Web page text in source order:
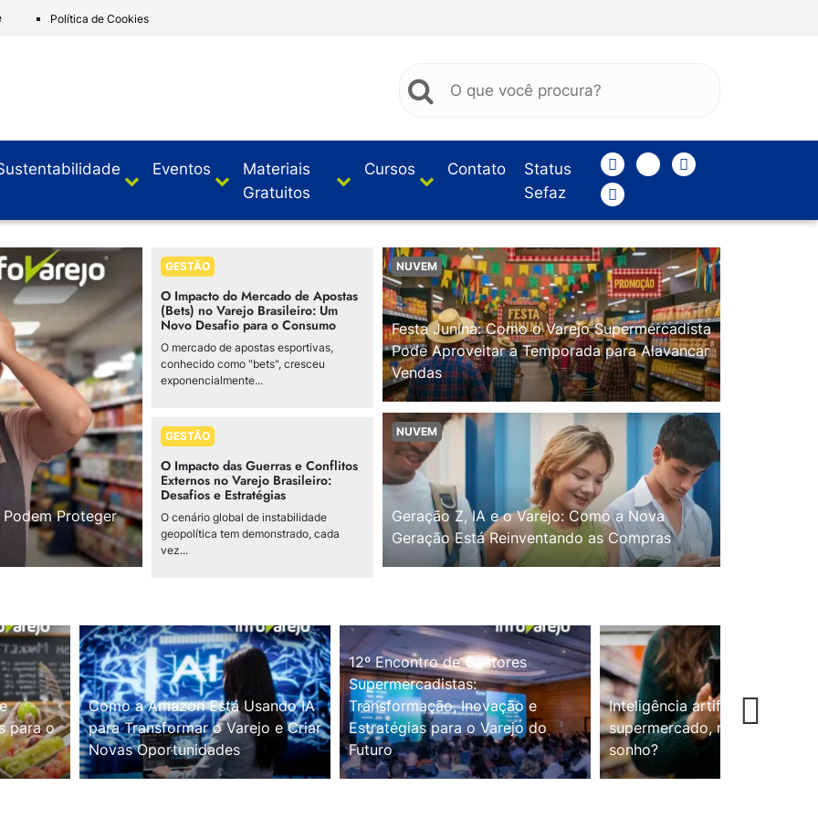
Política de Cookies
Eventos
Materiais
Gratuitos
Cursos Contato
Status
Sefaz
Proteger
GESTÃO
O Impacto do Mercado de Apostas
(Bets) no Varejo Brasileiro: Um
Novo Desafio para o Consumo
O mercado de apostas esportivas,
conhecido como "bets", cresceu
exponencialmente...
GESTÃO
O Impacto das Guerras e Conflitos
Externos no Varejo Brasileiro:
Desafios e Estratégias
O cenário global de instabilidade
geopolítica tem demonstrado, cada
vez...
NUVEM
Festa Junina: Como o Varejo Supermercadista
Pode Aproveitar a Temporada para Alavancar
Vendas
NUVEM
Geração Z, IA e o Varejo: Como a Nova
Geração Está Reinventando as Compras
para o
Como a Amazon Está Usando IA
para Transformar o Varejo e Criar
Novas Oportunidades
12º Encontro de Gestores
Supermercadistas:
Transformação, Inovação e
Estratégias para o Varejo do
Futuro
Inteligência artificial no
supermercado, realidade ou
sonho?